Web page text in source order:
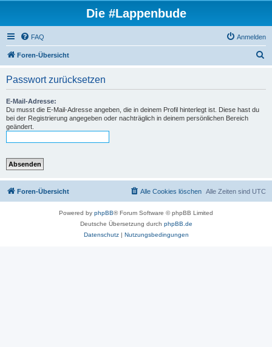
Die #Lappenbude
FAQ Anmelden
Foren-Übersicht
Passwort zurücksetzen
E-Mail-Adresse:
Du musst die E-Mail-Adresse angeben, die in deinem Profil hinterlegt ist. Diese hast du
bei der Registrierung angegeben oder nachträglich in deinem persönlichen Bereich
geändert.
Foren-Übersicht Alle Zeiten sind UTC
Alle Cookies löschen
Powered by phpBB® Forum Software © phpBB Limited
Deutsche Übersetzung durch phpBB.de
Datenschutz| Nutzungsbedingungen